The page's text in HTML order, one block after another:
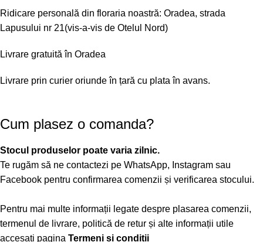
Ridicare personală din floraria noastră: Oradea, strada
Lapusului nr 21(vis-a-vis de Otelul Nord)
Livrare gratuită în Oradea
Livrare prin curier oriundeîn țară cu plata în avans.
Cum plasez o comanda?
Stocul produselor poate varia zilnic.
Te rugăm să ne contactezi pe WhatsApp, Instagram sau
Facebook pentru confirmarea comenzii și verificarea stocului.
Pentru mai multe informații legate despre plasarea comenzii,
termenul de livrare, politică de retur și alte informații utile
accesați pagina Termeni și condiții